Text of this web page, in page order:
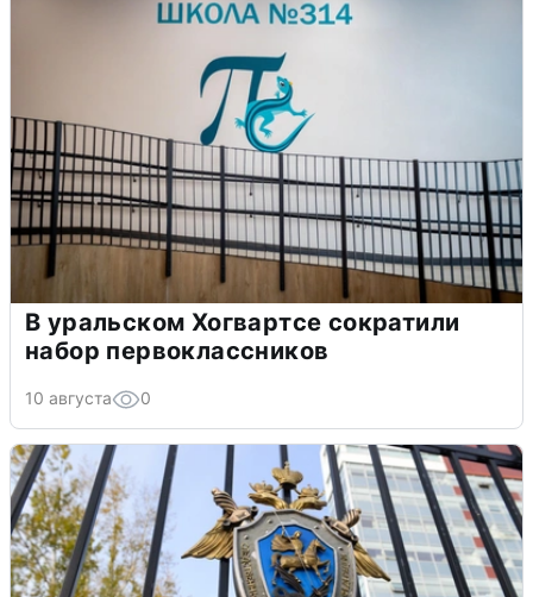
В уральском Хогвартсе сократили
набор первоклассников
10 августа 0